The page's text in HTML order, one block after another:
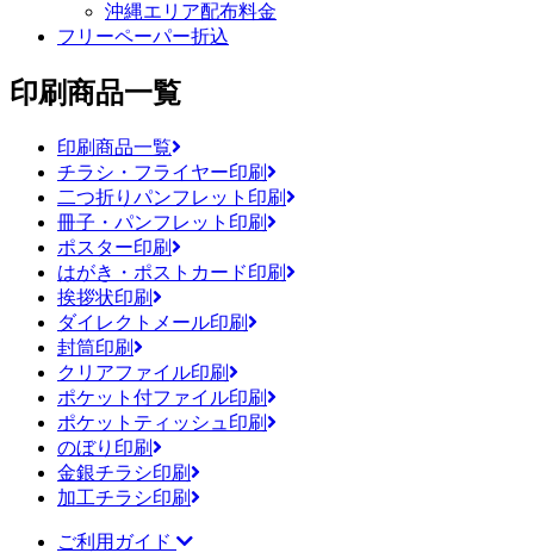
沖縄エリア配布料金
フリーペーパー折込
印刷商品一覧
印刷商品一覧
チラシ・フライヤー印刷
二つ折りパンフレット印刷
冊子・パンフレット印刷
ポスター印刷
はがき・ポストカード印刷
挨拶状印刷
ダイレクトメール印刷
封筒印刷
クリアファイル印刷
ポケット付ファイル印刷
ポケットティッシュ印刷
のぼり印刷
金銀チラシ印刷
加工チラシ印刷
ご利用ガイド